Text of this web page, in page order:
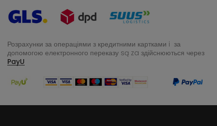
Розрахунки за операціями з кредитними картками i за
допомогою електронного переказу są za здійснюються через
PayU